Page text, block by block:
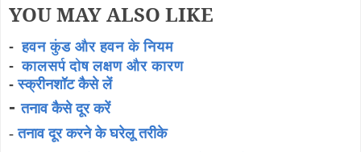
YOU MAY ALSO LIKE
-हवन कुंड और हवन के नियम
-कालसर्प दोष लक्षण और कारण
- स्क्रीनशॉट कैसे लें
-तनाव कैसे दूर करें
-तनाव दूर करने के घरेलू तरीके